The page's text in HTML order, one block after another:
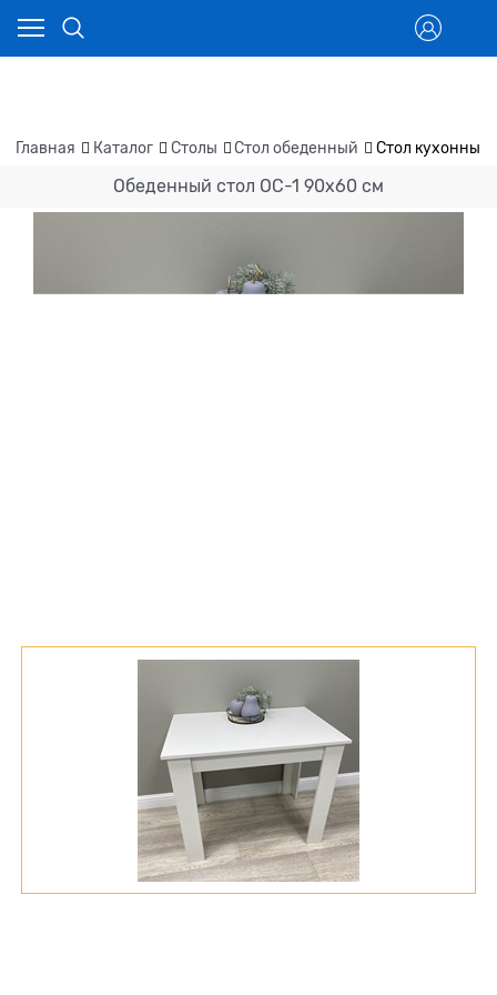
Главная Каталог Столы Стол обеденный Стол кухонный
Обеденный стол ОС-1 90х60 см